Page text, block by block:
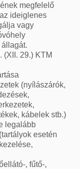
megfelelő
ideiglenes
vagy
(XII. 29.) KTM
(nyílászárók,
kábelek stb.)
legalább
esetén
, fűtő-,